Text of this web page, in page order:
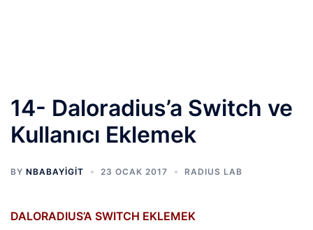
14- Daloradius’a Switch ve
Kullanıcı Eklemek
BY NBABAYIGIT 23 OCAK 2017 RADIUS LAB
DALORADIUS’A SWITCH EKLEMEK